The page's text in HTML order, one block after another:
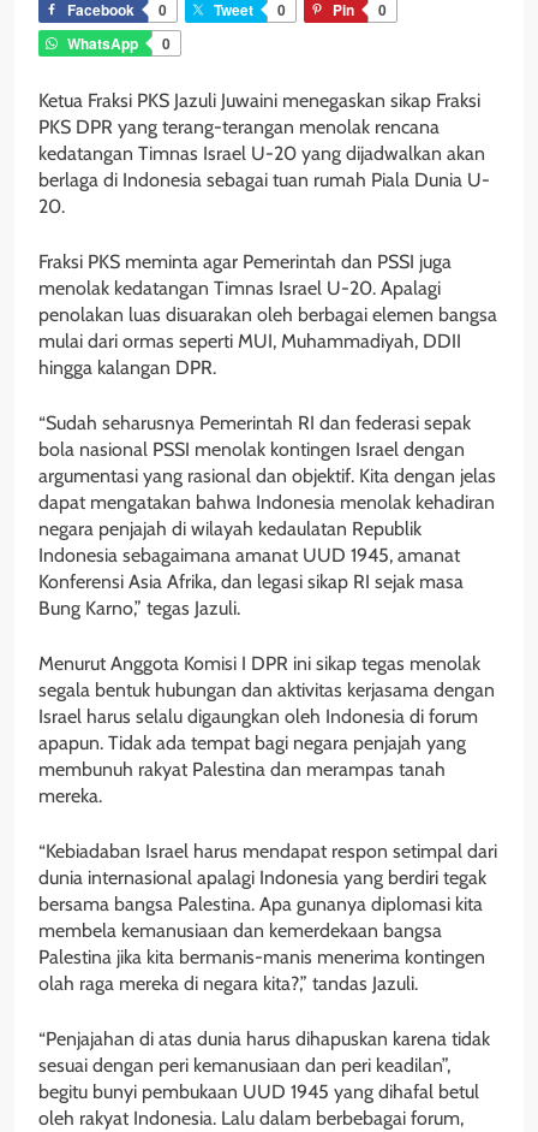
Facebook 0 Tweet 0 Pin
0
WhatsApp
0
Ketua Fraksi PKS Jazuli Juwaini menegaskan sikap Fraksi
PKS DPR yang terang-terangan menolak rencana
kedatangan Timnas Israel U-20 yang dijadwalkan akan
berlaga di Indonesia sebagai tuan rumah Piala Dunia U-
20.
Fraksi PKS meminta agar Pemerintah dan PSSI juga
menolak kedatangan Timnas Israel U-20. Apalagi
penolakan luas disuarakan oleh berbagai elemen bangsa
mulai dari ormas seperti MUI, Muhammadiyah, DDII
hingga kalangan DPR.
“Sudah seharusnya Pemerintah RI dan federasi sepak
bola nasional PSSI menolak kontingen Israel dengan
argumentasi yang rasional dan objektif. Kita dengan jelas
dapat mengatakan bahwa Indonesia menolak kehadiran
negara penjajah di wilayah kedaulatan Republik
Indonesia sebagaimana amanat UUD 1945, amanat
Konferensi Asia Afrika, dan legasi sikap RI sejak masa
Bung Karno,” tegas Jazuli.
Menurut Anggota Komisi I DPR ini sikap tegas menolak
segala bentuk hubungan dan aktivitas kerjasama dengan
Israel harus selalu digaungkan oleh Indonesia di forum
apapun. Tidak ada tempat bagi negara penjajah yang
membunuh rakyat Palestina dan merampas tanah
mereka.
“Kebiadaban Israel harus mendapat respon setimpal dari
dunia internasional apalagi Indonesia yang berdiri tegak
bersama bangsa Palestina. Apa gunanya diplomasi kita
membela kemanusiaan dan kemerdekaan bangsa
Palestina jika kita bermanis-manis menerima kontingen
olah raga mereka di negara kita?,” tandas Jazuli.
“Penjajahan di atas dunia harus dihapuskan karena tidak
sesuai dengan peri kemanusiaan dan peri keadilan”,
begitu bunyi pembukaan UUD 1945 yang dihafal betul
oleh rakyat Indonesia. Lalu dalam berbebagai forum,